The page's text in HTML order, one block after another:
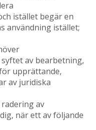
istället begär en
användning istället;
av bearbetning,
upprättande,
av juridiska
av
när ett av följande